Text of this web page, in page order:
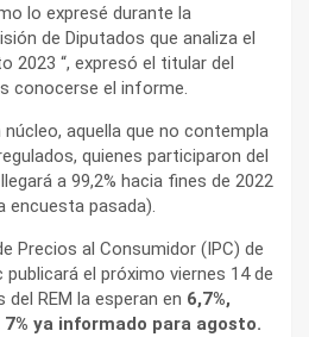
lo expresé durante la
de Diputados que analiza el
2023 “, expresó el titular del
conocerse el informe.
aquella que no contempla
quienes participaron del
a 99,2% hacia fines de 2022
encuesta pasada).
Precios al Consumidor (IPC) de
el próximo viernes 14 de
REM la esperan en 6,7%,
ya informado para agosto.